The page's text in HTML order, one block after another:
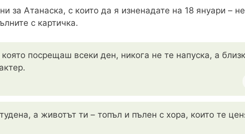
за Атанаска, с които да я изненадате на 18 януари –
с картичка.
посрещаш всеки ден, никога не те напуска, а
а животът ти – топъл и пълен с хора, които те